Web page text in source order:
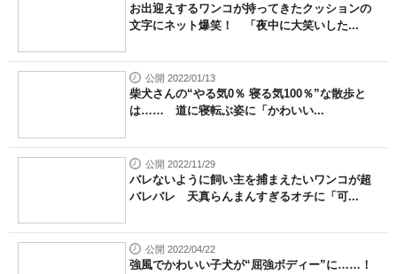
お出迎えするワンコが持ってきたクッションの
文字にネット爆笑！ 「夜中に大笑いした...
公開 2022/01/13
柴犬さんの“やる気0％ 寝る気100％”な散歩と
は…… 道に寝転ぶ姿に「かわいい...
公開 2022/11/29
バレないように飼い主を捕まえたいワンコが超
バレバレ 天真らんまんすぎるオチに「可...
公開 2022/04/22
強風でかわいい子犬が“屈強ボディー”に……！